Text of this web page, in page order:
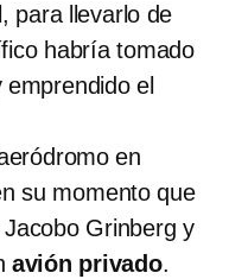
para llevarlo de
habría tomado
el
en
su momento que
Grinberg y
avión privado.